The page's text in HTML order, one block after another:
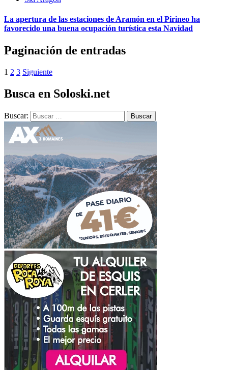
La apertura de las estaciones de Aramón en el Pirineo ha
favorecido una buena ocupación turística esta Navidad
Paginación de entradas
1 2 3 Siguiente
Busca en Soloski.net
Buscar: